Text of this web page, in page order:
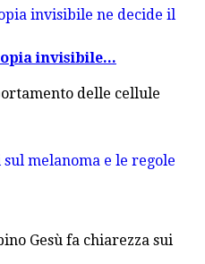
invisibile...
delle cellule
Gesù fa chiarezza sui